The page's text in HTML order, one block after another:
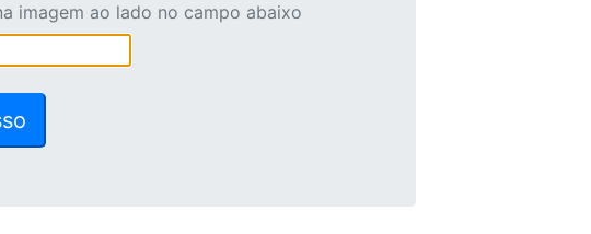
imagem ao lado no campo abaixo